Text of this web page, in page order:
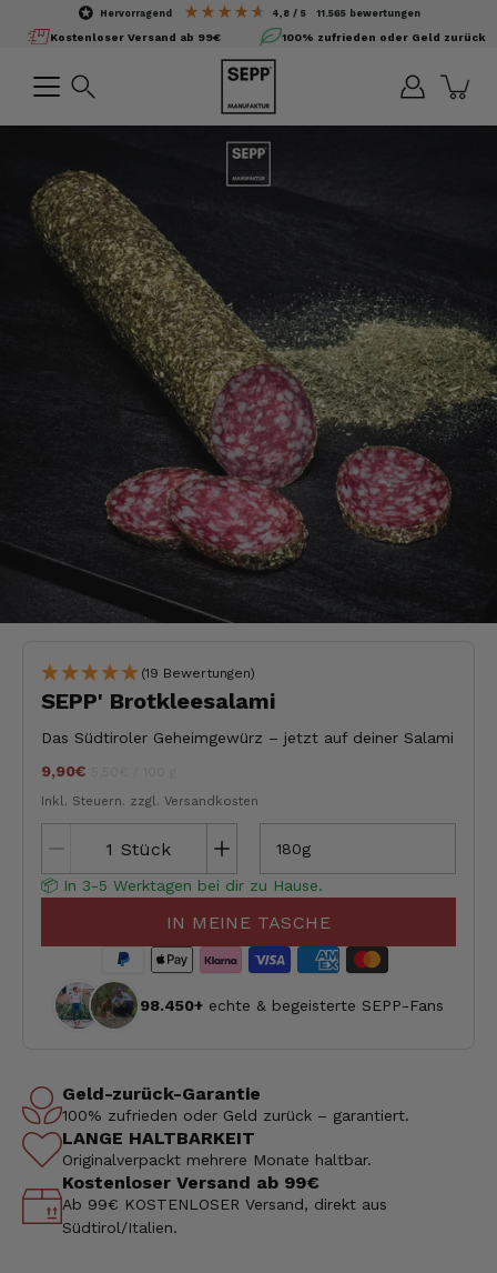
überspringen
Kostenloser Versand ab 99€
hervorragend 4,8/ 5 11.565 bewertungen
100% zufrieden oder Geld zurück
öffnen
(19 Bewertungen)
SEPP' Brotkleesalami
Das Südtiroler Geheimgewürz – jetzt auf deiner Salami
9,90€
Inkl. Steuern. zzgl. Versandkosten
Stück 180g
📦 In 3-5 Werktagen bei dir zu Hause.
IN MEINE TASCHE
98.450+ echte & begeisterte SEPP-Fans
Geld-zurück-Garantie
100% zufrieden oder Geld zurück – garantiert.
LANGE HALTBARKEIT
Originalverpackt mehrere Monate haltbar.
Kostenloser Versand ab 99€
Ab 99€ KOSTENLOSER Versand, direkt aus
Südtirol/Italien.